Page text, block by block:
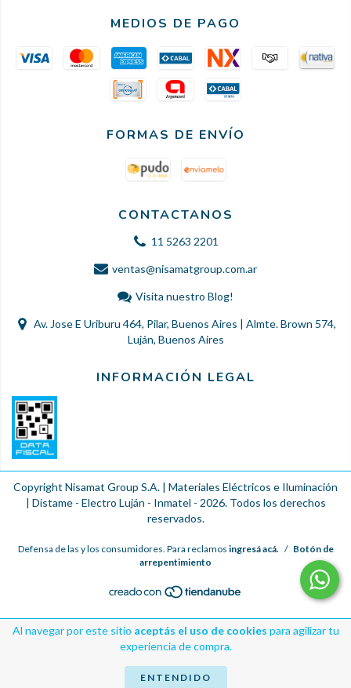
Al navegar por este sitio aceptás el uso de cookies para agilizar tu
experiencia de compra.
ENTENDIDO
MEDIOS DE PAGO
FORMAS DE ENVÍO
CONTACTANOS
11 5263 2201
ventas@nisamatgroup.com.ar
Visita nuestro Blog!
Av. Jose E Uriburu 464, Pilar, Buenos Aires | Almte. Brown 574,
Luján, Buenos Aires
INFORMACIÓN LEGAL
Copyright Nisamat Group S.A. | Materiales Eléctricos e Iluminación
| Distame - Electro Luján - Inmatel - 2026. Todos los derechos
reservados.
Defensa de las y los consumidores. Para reclamos ingresá acá. / Botón de
arrepentimiento